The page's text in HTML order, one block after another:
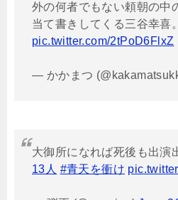
外の何者でもない頼朝の中
当て書きしてくる三谷幸喜
pic.twitter.com/2tPoD6FlxZ
— かかまつ
大御所になれば死後も出演
13人 #青天を衝け